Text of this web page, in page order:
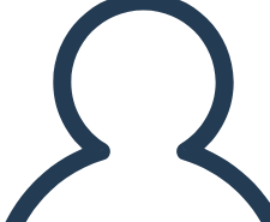
DE DIAPOZITIVE
CITESTE-MI